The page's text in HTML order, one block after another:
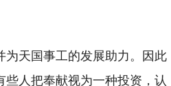
为天国事工的发展助力。因此
人把奉献视为一种投资，认